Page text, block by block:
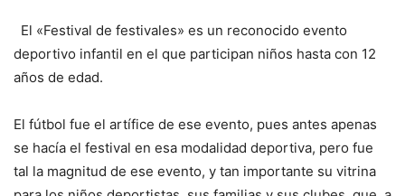
El «Festival de festivales» es un reconocido evento
deportivo infantil en el que participan niños hasta con 12
años de edad.
El fútbol fue el artífice de ese evento, pues antes apenas
se hacía el festival en esa modalidad deportiva, pero fue
tal la magnitud de ese evento, y tan importante su vitrina